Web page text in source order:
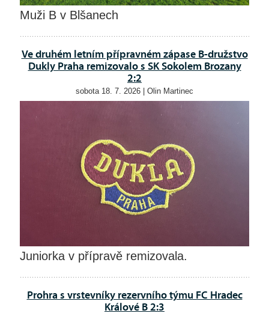
Muži B v Blšanech
Ve druhém letním přípravném zápase B-družstvo
Dukly Praha remizovalo s SK Sokolem Brozany
2:2
sobota 18. 7. 2026 | Olin Martinec
Juniorka v přípravě remizovala.
Prohra s vrstevníky rezervního týmu FC Hradec
Králové B 2:3